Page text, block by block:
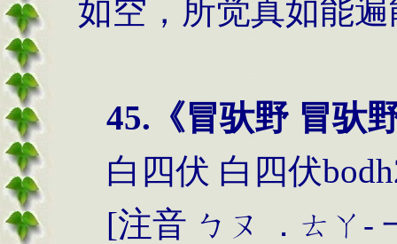
如空，所觉真如能
45. 《冒驮野 冒驮
白四伏 白四伏
[注音 ㄅㄡ ．ㄊㄚ -